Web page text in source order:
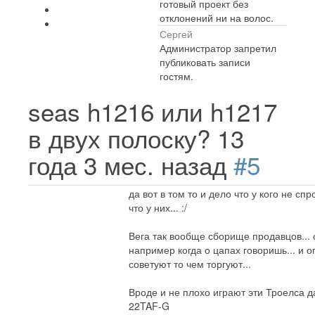
готовый проект без
отклонений ни на волос.
Сергей
Администратор запретил
публиковать записи
гостям.
seas h1216 или h1217
в двух полоску? 13
года 3 мес. назад #5
да вот в том то и дело что у кого не
что у них... :/
Вега так вообще сборище продавцов...
например когда о цапах говоришь... и
советуют то чем торгуют...
Вроде и не плохо играют эти Троелса
22TAF-G